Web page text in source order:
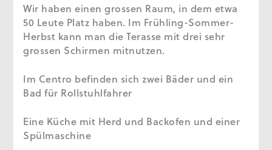
Wir haben einen grossen Raum, in dem etwa
50 Leute Platz haben. Im Frühling-Sommer-
Herbst kann man die Terasse mit drei sehr
grossen Schirmen mitnutzen.
Im Centro befinden sich zwei Bäder und ein
Bad für Rollstuhlfahrer
Eine Küche mit Herd und Backofen und einer
Spülmaschine